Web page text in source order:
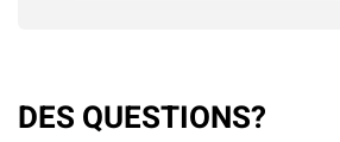
DES QUESTIONS?